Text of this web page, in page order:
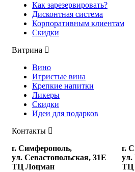
Как зарезервировать?
Дисконтная система
Корпоративным клиентам
Скидки
Витрина
Вино
Игристые вина
Крепкие напитки
Ликеры
Скидки
Идеи для подарков
Контакты
г. Симферополь,
ул. Севастопольская, 31Е
ТЦ Лоцман
г.
ул.